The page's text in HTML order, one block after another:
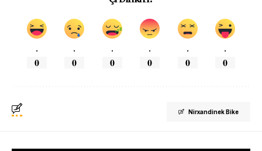
.
0
.
0
.
0
.
0
.
0
.
0
Nirxandinek Bike